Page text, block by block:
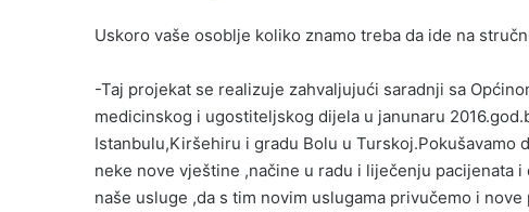
Uskoro vaše osoblje koliko znamo treba da ide na
-Taj projekat se realizuje zahvaljujući saradnji sa
medicinskog i ugostiteljskog dijela u janunaru
Istanbulu,Kiršehiru i gradu Bolu u Turskoj.Pokušavamo
neke nove vještine ,načine u radu i liječenju pacijenata
naše usluge ,da s tim novim uslugama privučemo i nove